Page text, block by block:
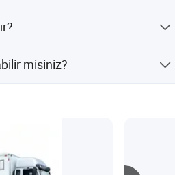
misiniz?
için gerekli tüm ihracat